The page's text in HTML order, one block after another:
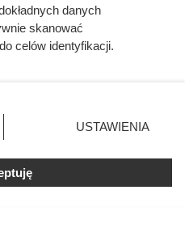
Od 6 do 12 sierpnia
Tchibo Eduscho Family
danych
skanować
celów identyfikacji.
ustawień prywatności
rogu strony
nie wymagają zgody
sprzeciwić się takiemu
miały zastosowania tylko
USTAWIENIA